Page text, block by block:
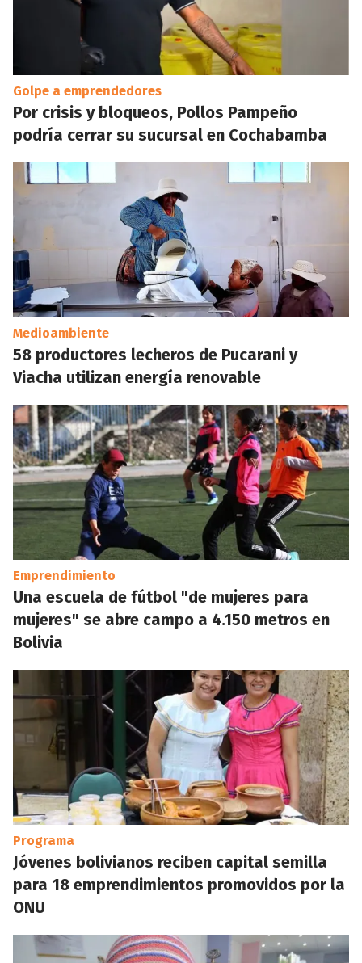
Golpe a emprendedores
Por crisis y bloqueos, Pollos Pampeño
podría cerrar su sucursal en Cochabamba
Medioambiente
58 productores lecheros de Pucarani y
Viacha utilizan energía renovable
Emprendimiento
Una escuela de fútbol "de mujeres para
mujeres" se abre campo a 4.150 metros en
Bolivia
Programa
Jóvenes bolivianos reciben capital semilla
para 18 emprendimientos promovidos por la
ONU